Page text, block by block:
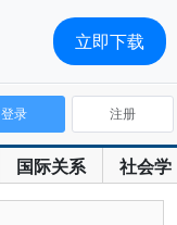
国际关系 社会学
登录 注册
立即下载